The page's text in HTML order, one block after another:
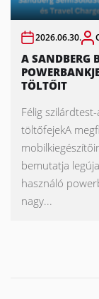
2026.06.30.
A SANDBERG
TÖLTŐIT
Félig
töltőfejekA
bemutatja
használó
nagy...